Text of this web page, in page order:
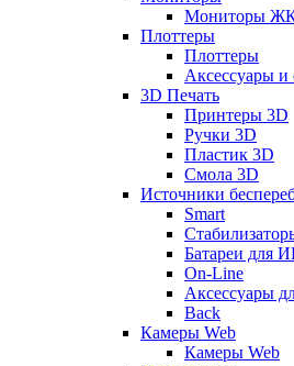
Мониторы
Плоттеры
Плоттеры
Аксессуары и
3D Печать
Принтеры 3D
Ручки 3D
Пластик 3D
Смола 3D
Источники
Smart
Батареи для
On-Line
Аксессуары
Back
Камеры Web
Камеры Web